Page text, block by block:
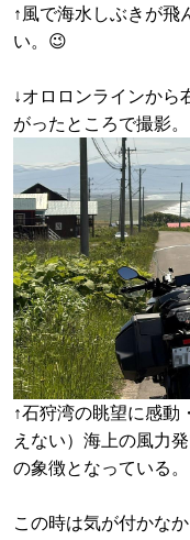
↑風で海水しぶきが
い。😉
↓オロロンラインから
がったところで撮影。
↑石狩湾の眺望に感動
えない）海上の風力
の象徴となっている。
この時は気が付かな